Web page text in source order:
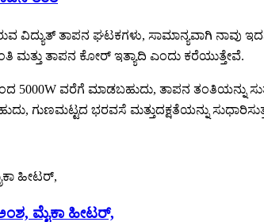
ವಿದ್ಯುತ್ ತಾಪನ ಘಟಕಗಳು, ಸಾಮಾನ್ಯವಾಗಿ ನಾವು
ತಾಪನ ಕೋರ್ ಇತ್ಯಾದಿ ಎಂದು ಕರೆಯುತ್ತೇವೆ.
5000W ವರೆಗೆ ಮಾಡಬಹುದು, ತಾಪನ ತಂತಿಯನ್ನು
ಗುಣಮಟ್ಟದ ಭರವಸೆ ಮತ್ತುದಕ್ಷತೆಯನ್ನು
ಮೈಕಾ ಹೀಟರ್,